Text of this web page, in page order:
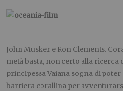
John Musker e Ron Clements.
metà basta, non certo alla ricerca
principessa Vaiana sogna di
barriera corallina per